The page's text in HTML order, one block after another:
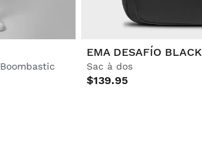
EMA DESAFÍO BLACK
Sac à dos
$139.95